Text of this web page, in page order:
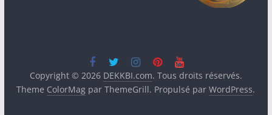
Copyright © 2026 DEKKBI.com. Tous droits réservés.
Theme ColorMag par ThemeGrill. Propulsé parWordPress.